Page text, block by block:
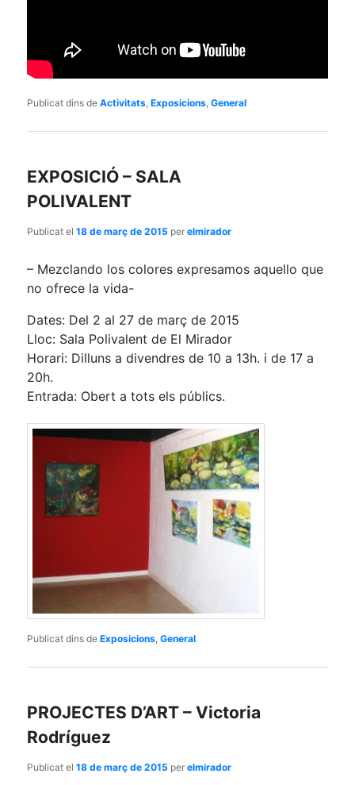
Publicat dins de Activitats ,Exposicions ,General
EXPOSICIÓ – SALA
POLIVALENT
Publicat el18 de març de 2015 perelmirador
– Mezclando los colores expresamos aquello que
no ofrece la vida-
Dates: Del 2 al 27 de març de 2015
Lloc: Sala Polivalent de El Mirador
Horari: Dilluns a divendres de 10 a 13h. i de 17 a
20h.
Entrada: Obert a tots els públics.
Publicat dins de Exposicions ,General
PROJECTES D’ART – Victoria
Rodríguez
Publicat el18 de març de 2015 perelmirador